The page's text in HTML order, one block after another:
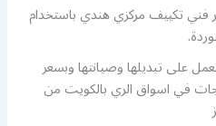
تكييف مركزي هندي باستخدام
على تبديلها وصيانتها وبسعر
في اسواق الري بالكويت من